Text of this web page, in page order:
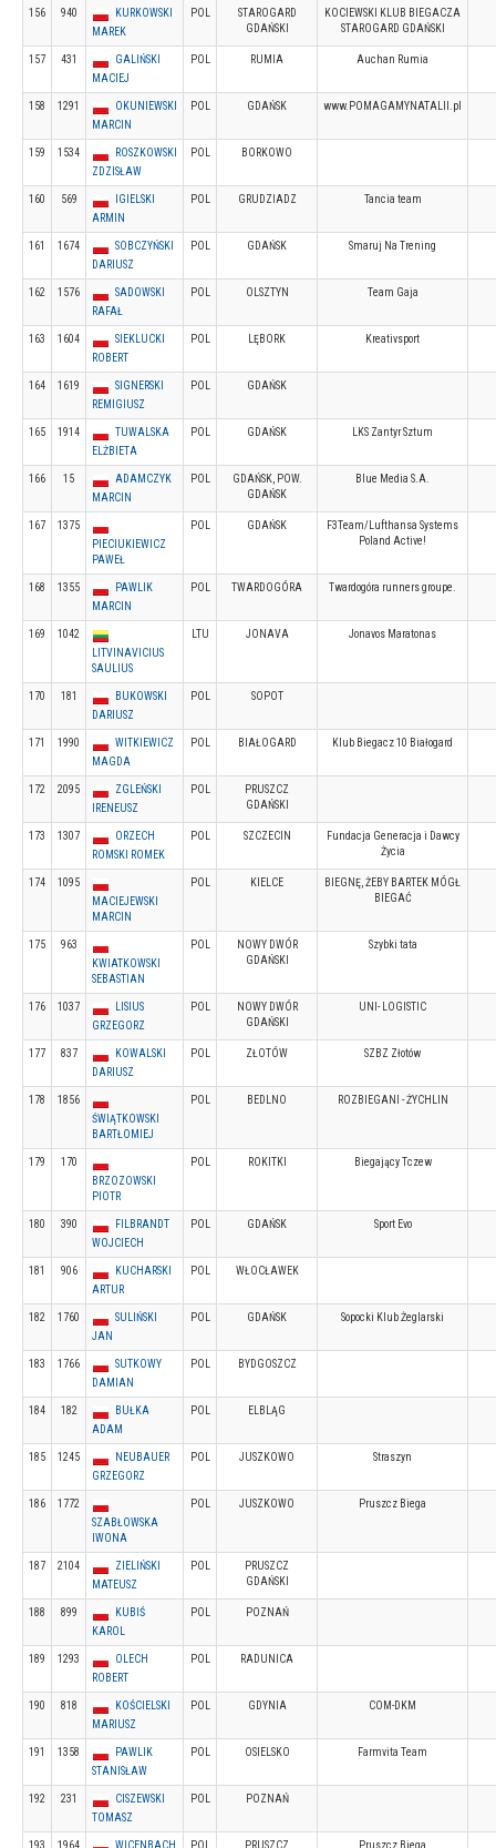
156 940
KURKOWSKI
MAREK
POL
STAROGARD
GDAŃSKI
KOCIEWSKI KLUB BIEGACZA
STAROGARD GDAŃSKI
157 431
GALIŃSKI
MACIEJ
POL RUMIA Auchan Rumia
158 1291
OKUNIEWSKI
MARCIN
POL GDAŃSK www.POMAGAMYNATALII.pl
159 1534
ROSZKOWSKI
ZDZISŁAW
POL BORKOWO
160 569
IGIELSKI
ARMIN
POL GRUDZIADZ Tancia team
161 1674
SOBCZYŃSKI
DARIUSZ
POL GDAŃSK Smaruj Na Trening
162 1576
SADOWSKI
RAFAŁ
POL OLSZTYN Team Gaja
163 1604
SIEKLUCKI
ROBERT
POL LĘBORK Kreativsport
164 1619
SIGNERSKI
REMIGIUSZ
POL GDAŃSK
165 1914
TUWALSKA
ELŻBIETA
POL GDAŃSK LKS Zantyr Sztum
166 15
ADAMCZYK
MARCIN
POL
GDAŃSK, POW.
GDAŃSK
Blue Media S.A.
167
1375
PIECIUKIEWICZ
PAWEŁ
POL GDAŃSK
F3Team/Lufthansa Systems
Poland Active!
168 1355
PAWLIK
MARCIN
POL TWARDOGÓRA Twardogóra runners groupe.
169
1042
LITVINAVICIUS
SAULIUS
LTU JONAVA Jonavos Maratonas
170 181
BUKOWSKI
DARIUSZ
POL SOPOT
171 1990
WITKIEWICZ
MAGDA
POL BIAŁOGARD Klub Biegacz 10 Białogard
172 2095
ZGLEŃSKI
IRENEUSZ
POL
PRUSZCZ
GDAŃSKI
173 1307
ORZECH
ROMSKI ROMEK
POL SZCZECIN
Fundacja Generacja i Dawcy
Życia
174
1095
MACIEJEWSKI
MARCIN
POL KIELCE
BIEGNĘ, ŻEBY BARTEK MÓGŁ
BIEGAĆ
175
963
KWIATKOWSKI
SEBASTIAN
POL
NOWY DWÓR
GDAŃSKI
Szybki tata
176 1037
LISIUS
GRZEGORZ
POL
NOWY DWÓR
GDAŃSKI
UNI- LOGISTIC
177 837
KOWALSKI
DARIUSZ
POL ZŁOTÓW SZBZ Złotów
178
1856
ŚWIĄTKOWSKI
BARTŁOMIEJ
POL BEDLNO ROZBIEGANI - ŻYCHLIN
179
170
BRZOZOWSKI
PIOTR
POL ROKITKI Biegający Tczew
180 390
FILBRANDT
WOJCIECH
POL GDAŃSK Sport Evo
181 906
KUCHARSKI
ARTUR
POL WŁOCŁAWEK
182 1760
SULIŃSKI
JAN
POL GDAŃSK Sopocki Klub Żeglarski
183 1766
SUTKOWY
DAMIAN
POL BYDGOSZCZ
184 182
BUŁKA
ADAM
POL ELBLĄG
185 1245
NEUBAUER
GRZEGORZ
POL JUSZKOWO Straszyn
186
1772
SZABŁOWSKA
IWONA
POL JUSZKOWO Pruszcz Biega
187 2104
ZIELIŃSKI
MATEUSZ
POL
PRUSZCZ
GDAŃSKI
188 899
KUBIŚ
KAROL
POL POZNAŃ
189 1293
OLECH
ROBERT
POL RADUNICA
190 818
KOŚCIELSKI
MARIUSZ
POL GDYNIA COM-DKM
191 1358
PAWLIK
STANISŁAW
POL OSIELSKO Farmvita Team
192 231
CISZEWSKI
TOMASZ
POL POZNAŃ
193 1964
WICENBACH
POL
PRUSZCZ
Pruszcz Biega